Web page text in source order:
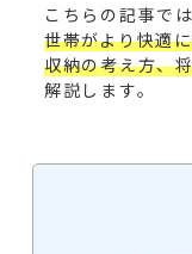
こちらの記事で
世帯がより快適
収納の考え方、
解説します。